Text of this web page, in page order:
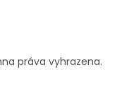
práva vyhrazena.